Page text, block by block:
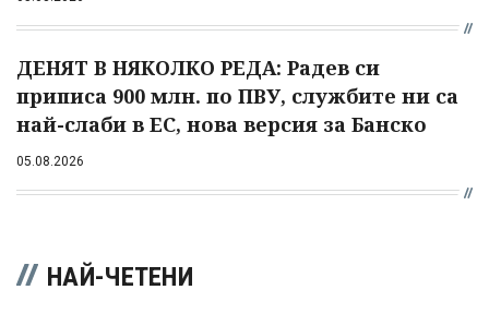
ДЕНЯТ В НЯКОЛКО РЕДА: Радев си
приписа 900 млн. по ПВУ, службите ни са
най-слаби в ЕС, нова версия за Банско
05.08.2026
НАЙ-ЧЕТЕНИ